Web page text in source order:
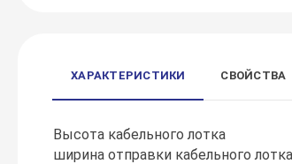
ХАРАКТЕРИСТИКИ СВОЙСТВА
Высота кабельного лотка
ширина отправки кабельного лотка